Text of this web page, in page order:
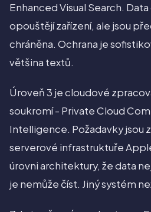
Enhanced Visual Search.
opouštějí zařízení, ale jsou
chráněna. Ochrana je
většina textů.
Úroveň 3 je cloudové
soukromí - Private Cloud
Intelligence. Požadavky jsou
serverové infrastruktuře
úrovni architektury, že data
je nemůže číst. Jiný systém